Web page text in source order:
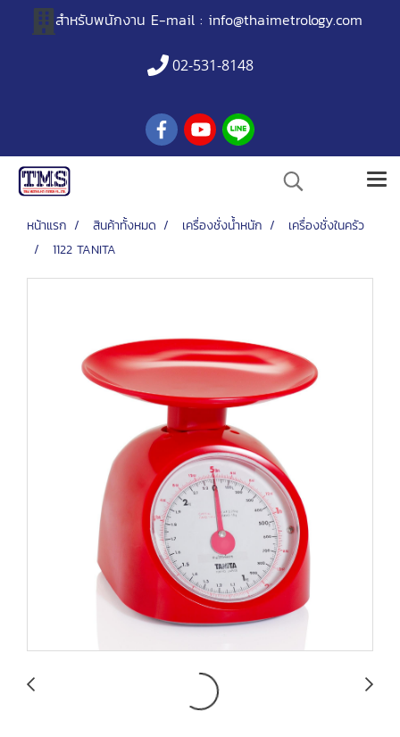
สำหรับพนักงาน E-mail : info@thaimetrology.com
02-531-8148
หน้าแรก สินค้าทั้งหมด เครื่องชั่งน้ำหนัก
เครื่องชั่งในครัว
1122 TANITA